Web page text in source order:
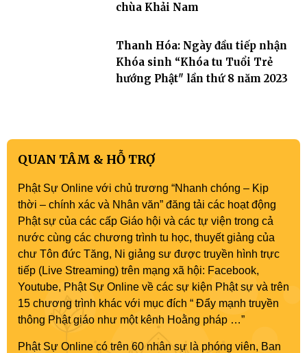
chùa Khải Nam
Thanh Hóa: Ngày đầu tiếp nhận
Khóa sinh “Khóa tu Tuổi Trẻ
hướng Phật" lần thứ 8 năm 2023
QUAN TÂM & HỖ TRỢ
Phật Sự Online với chủ trương “Nhanh chóng – Kịp
thời – chính xác và Nhân văn” đăng tải các hoạt động
Phật sự của các cấp Giáo hội và các tự viện trong cả
nước cùng các chương trình tu học, thuyết giảng của
chư Tôn đức Tăng, Ni giảng sư được truyền hình trực
tiếp (Live Streaming) trên mạng xã hội: Facebook,
Youtube, Phật Sự Online về các sự kiện Phật sự và trên
15 chương trình khác với mục đích “ Đẩy mạnh truyền
thông Phật giáo như một kênh Hoằng pháp …”
Phật Sự Online có trên 60 nhân sự là phóng viên, Ban